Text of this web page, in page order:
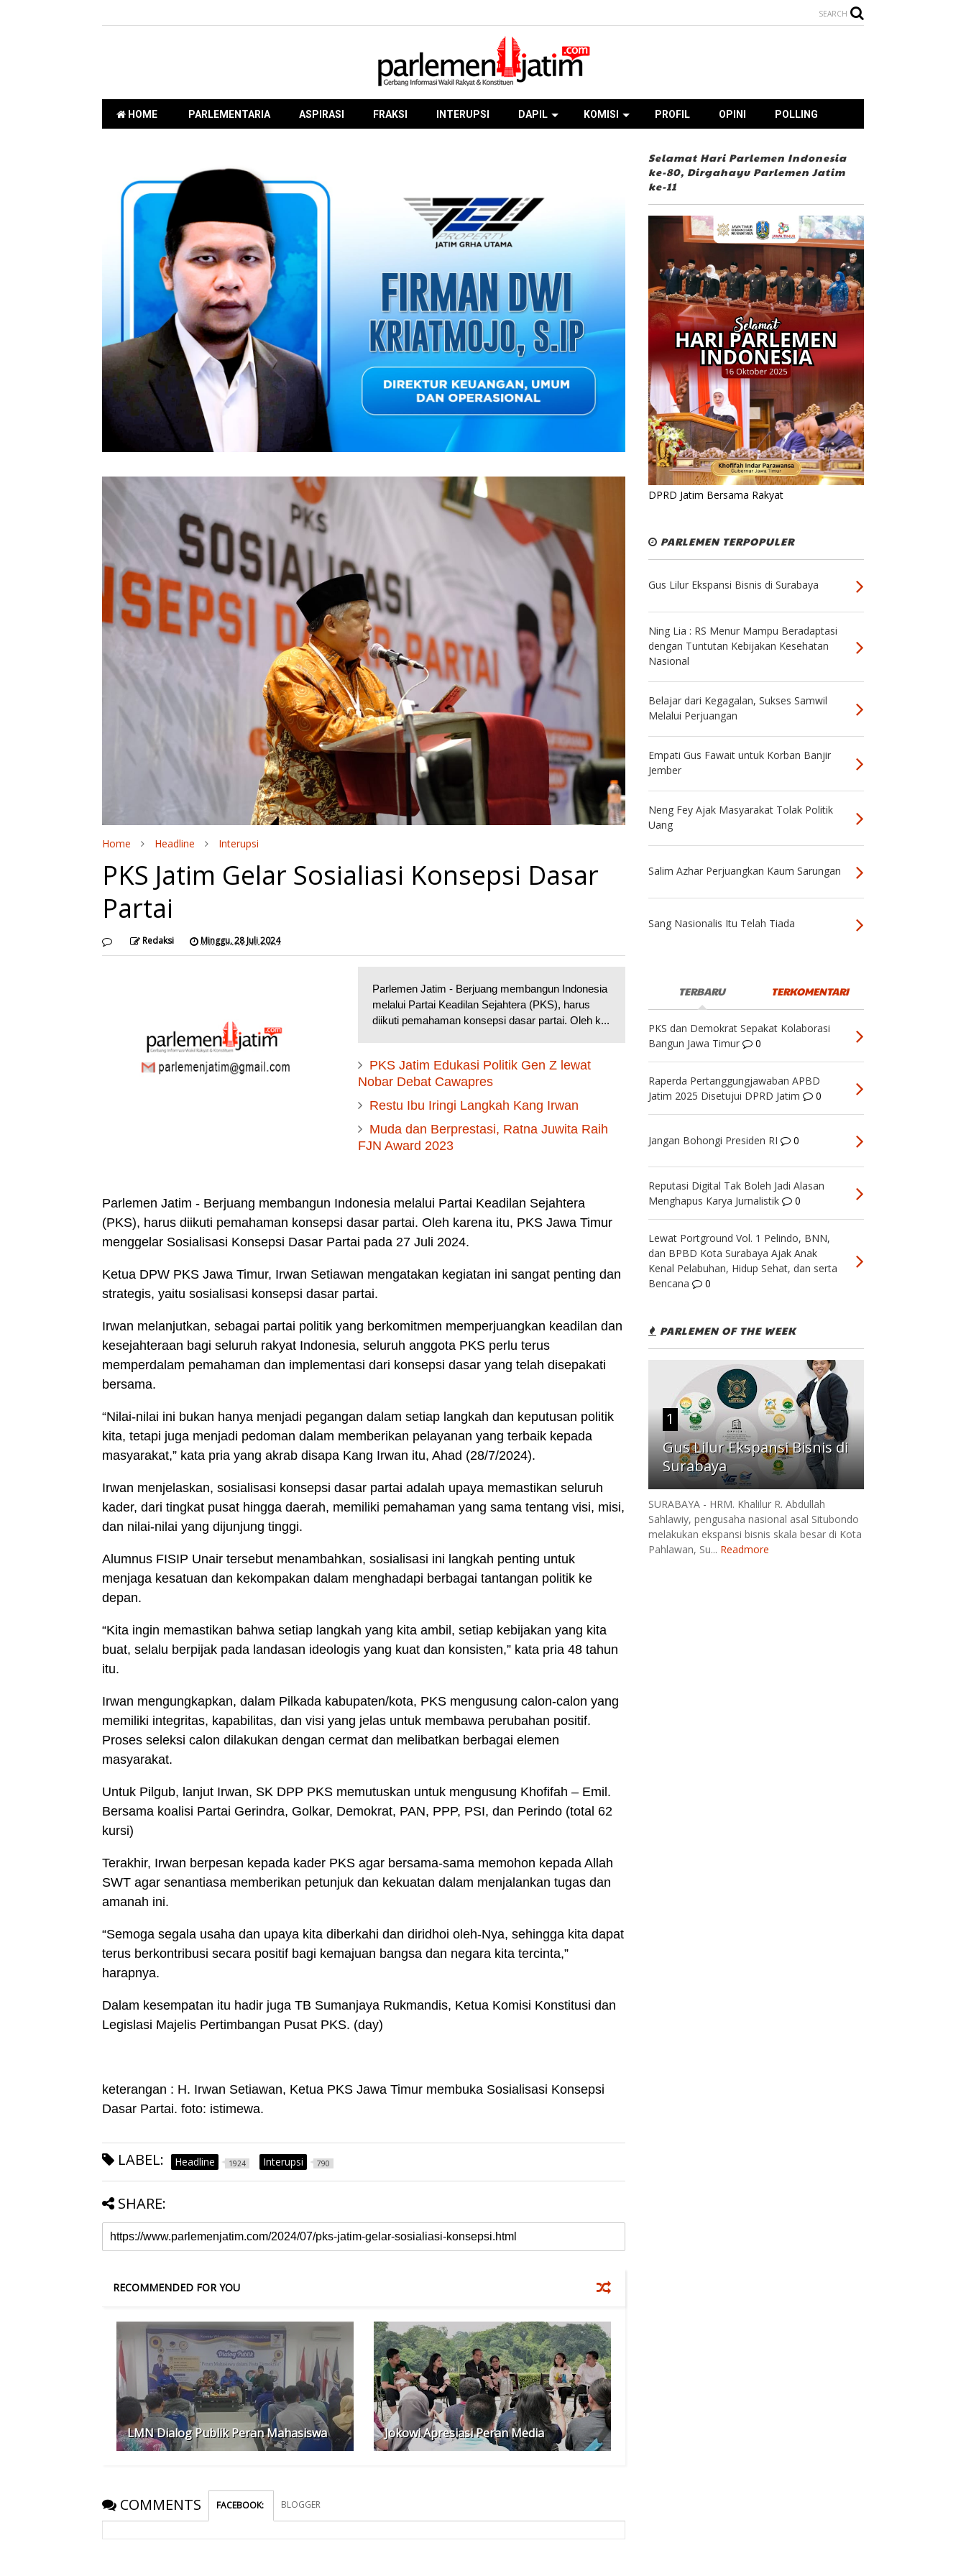
SEARCH
HOME PARLEMENTARIA ASPIRASI FRAKSI INTERUPSI DAPIL KOMISI PROFIL OPINI POLLING
Home Headline Interupsi
PKS Jatim Gelar Sosialiasi Konsepsi Dasar
Partai
Redaksi Minggu, 28 Juli 2024
Parlemen Jatim - Berjuang membangun Indonesia
melalui Partai Keadilan Sejahtera (PKS), harus
diikuti pemahaman konsepsi dasar partai. Oleh k...
PKS Jatim Edukasi Politik Gen Z lewat
Nobar Debat Cawapres
Restu Ibu Iringi Langkah Kang Irwan
Muda dan Berprestasi, Ratna Juwita Raih
FJN Award 2023
Parlemen Jatim - Berjuang membangun Indonesia melalui Partai Keadilan Sejahtera
(PKS), harus diikuti pemahaman konsepsi dasar partai. Oleh karena itu, PKS Jawa Timur
menggelar Sosialisasi Konsepsi Dasar Partai pada 27 Juli 2024.
Ketua DPW PKS Jawa Timur, Irwan Setiawan mengatakan kegiatan ini sangat penting dan
strategis, yaitu sosialisasi konsepsi dasar partai.
Irwan melanjutkan, sebagai partai politik yang berkomitmen memperjuangkan keadilan dan
kesejahteraan bagi seluruh rakyat Indonesia, seluruh anggota PKS perlu terus
memperdalam pemahaman dan implementasi dari konsepsi dasar yang telah disepakati
bersama.
“Nilai-nilai ini bukan hanya menjadi pegangan dalam setiap langkah dan keputusan politik
kita, tetapi juga menjadi pedoman dalam memberikan pelayanan yang terbaik kepada
masyarakat,” kata pria yang akrab disapa Kang Irwan itu, Ahad (28/7/2024).
Irwan menjelaskan, sosialisasi konsepsi dasar partai adalah upaya memastikan seluruh
kader, dari tingkat pusat hingga daerah, memiliki pemahaman yang sama tentang visi, misi,
dan nilai-nilai yang dijunjung tinggi.
Alumnus FISIP Unair tersebut menambahkan, sosialisasi ini langkah penting untuk
menjaga kesatuan dan kekompakan dalam menghadapi berbagai tantangan politik ke
depan.
“Kita ingin memastikan bahwa setiap langkah yang kita ambil, setiap kebijakan yang kita
buat, selalu berpijak pada landasan ideologis yang kuat dan konsisten,” kata pria 48 tahun
itu.
Irwan mengungkapkan, dalam Pilkada kabupaten/kota, PKS mengusung calon-calon yang
memiliki integritas, kapabilitas, dan visi yang jelas untuk membawa perubahan positif.
Proses seleksi calon dilakukan dengan cermat dan melibatkan berbagai elemen
masyarakat.
Untuk Pilgub, lanjut Irwan, SK DPP PKS memutuskan untuk mengusung Khofifah – Emil.
Bersama koalisi Partai Gerindra, Golkar, Demokrat, PAN, PPP, PSI, dan Perindo (total 62
kursi)
Terakhir, Irwan berpesan kepada kader PKS agar bersama-sama memohon kepada Allah
SWT agar senantiasa memberikan petunjuk dan kekuatan dalam menjalankan tugas dan
amanah ini.
“Semoga segala usaha dan upaya kita diberkahi dan diridhoi oleh-Nya, sehingga kita dapat
terus berkontribusi secara positif bagi kemajuan bangsa dan negara kita tercinta,”
harapnya.
Dalam kesempatan itu hadir juga TB Sumanjaya Rukmandis, Ketua Komisi Konstitusi dan
Legislasi Majelis Pertimbangan Pusat PKS. (day)
keterangan : H. Irwan Setiawan, Ketua PKS Jawa Timur membuka Sosialisasi Konsepsi
Dasar Partai. foto: istimewa.
LABEL: Headline 1924 Interupsi 790
SHARE:
RECOMMENDED FOR YOU
LMN Dialog Publik Peran Mahasiswa Jokowi Apresiasi Peran Media
COMMENTS FACEBOOK: BLOGGER
Selamat Hari Parlemen Indonesia
ke-80, Dirgahayu Parlemen Jatim
ke-11
DPRD Jatim Bersama Rakyat
PARLEMEN TERPOPULER
Gus Lilur Ekspansi Bisnis di Surabaya
Ning Lia : RS Menur Mampu Beradaptasi
dengan Tuntutan Kebijakan Kesehatan
Nasional
Belajar dari Kegagalan, Sukses Samwil
Melalui Perjuangan
Empati Gus Fawait untuk Korban Banjir
Jember
Neng Fey Ajak Masyarakat Tolak Politik
Uang
Salim Azhar Perjuangkan Kaum Sarungan
Sang Nasionalis Itu Telah Tiada
TERBARU TERKOMENTARI
PKS dan Demokrat Sepakat Kolaborasi
Bangun Jawa Timur
0
Raperda Pertanggungjawaban APBD
Jatim 2025 Disetujui DPRD Jatim
0
Jangan Bohongi Presiden RI 0
Reputasi Digital Tak Boleh Jadi Alasan
Menghapus Karya Jurnalistik
0
Lewat Portground Vol. 1 Pelindo, BNN,
dan BPBD Kota Surabaya Ajak Anak
Kenal Pelabuhan, Hidup Sehat, dan serta
Bencana
0
PARLEMEN OF THE WEEK
1
Gus Lilur Ekspansi Bisnis di
Surabaya
SURABAYA - HRM. Khalilur R. Abdullah
Sahlawiy, pengusaha nasional asal Situbondo
melakukan ekspansi bisnis skala besar di Kota
Pahlawan, Su... Readmore